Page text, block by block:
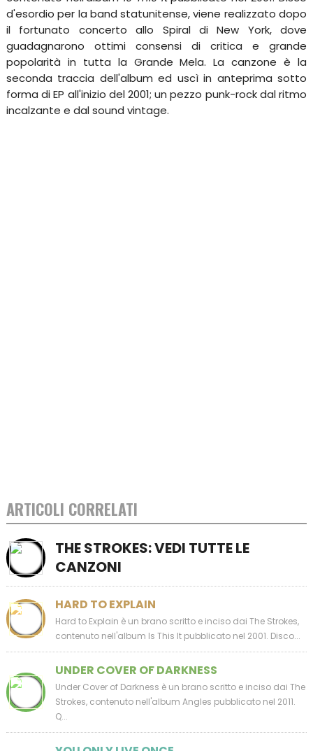
d'esordio per la band statunitense, viene realizzato dopo
il fortunato concerto allo Spiral di New York, dove
guadagnarono ottimi consensi di critica e grande
popolarità in tutta la Grande Mela. La canzone è la
seconda traccia dell'album ed uscì in anteprima sotto
forma di EP all'inizio del 2001; un pezzo punk-rock dal ritmo
incalzante e dal sound vintage.
ARTICOLI CORRELATI
THE STROKES: VEDI TUTTE LE
CANZONI
HARD TO EXPLAIN
Hard to Explain è un brano scritto e inciso dai The Strokes,
contenuto nell'album Is This It pubblicato nel 2001. Disco...
UNDER COVER OF DARKNESS
Under Cover of Darkness è un brano scritto e inciso dai The
Strokes, contenuto nell'album Angles pubblicato nel 2011.
Q...